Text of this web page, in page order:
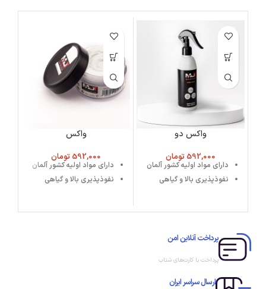
واکس دو
592,000 تومان
دارای مواد اولیه کشور آلمان
نفوذپذیری بالا و گیاهی
واکس
592,000 تومان
دارای مواد اولیه کشور آلمان
نفوذپذیری بالا و گیاهی
پرداخت آنلاین امن
پرداخت با کارت‌های شتاب
ارسال سراسر ایران